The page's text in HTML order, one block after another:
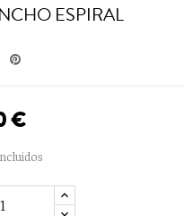
ESPIRAL
€